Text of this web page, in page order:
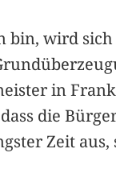
bin, wird
in
die
Zeit